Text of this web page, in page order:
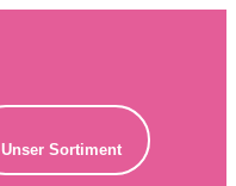
Unser Sortiment